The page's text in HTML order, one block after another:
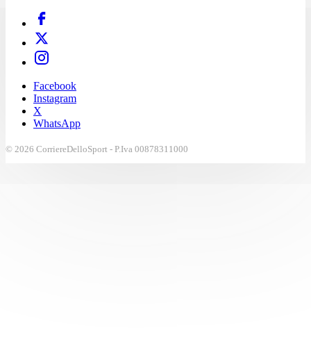
Facebook
Instagram
X
WhatsApp
© 2026 CorriereDelloSport - P.Iva 00878311000